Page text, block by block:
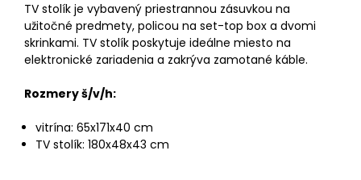
TV stolík je vybavený priestrannou zásuvkou na
užitočné predmety, policou na set-top box a dvomi
skrinkami. TV stolík poskytuje ideálne miesto na
elektronické zariadenia a zakrýva zamotané káble.
Rozmery š/v/h:
vitrína: 65x171x40 cm
TV stolík: 180x48x43 cm